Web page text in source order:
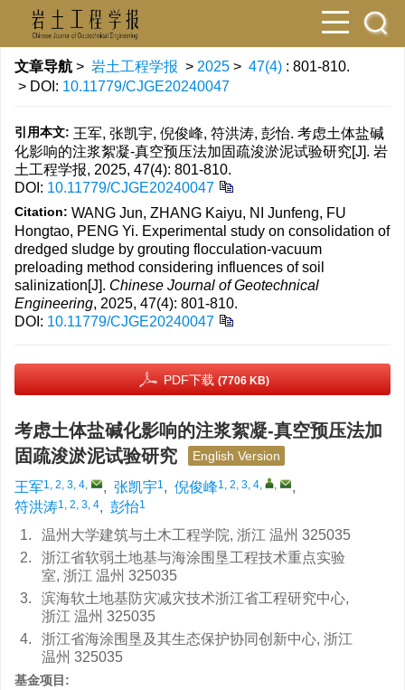
文章导航 > 岩土工程学报 > 2025 > 47(4) : 801-810.
> DOI: 10.11779/CJGE20240047
引用本文: 王军, 张凯宇, 倪俊峰, 符洪涛, 彭怡. 考虑土体盐碱
化影响的注浆絮凝-真空预压法加固疏浚淤泥试验研究[J]. 岩
土工程学报, 2025, 47(4): 801-810.
DOI: 10.11779/CJGE20240047
Citation: WANG Jun, ZHANG Kaiyu, NI Junfeng, FU
Hongtao, PENG Yi. Experimental study on consolidation of
dredged sludge by grouting flocculation-vacuum
preloading method considering influences of soil
salinization[J]. Chinese Journal of Geotechnical
Engineering, 2025, 47(4): 801-810.
DOI: 10.11779/CJGE20240047
PDF下载 (7706 KB)
考虑土体盐碱化影响的注浆絮凝-真空预压法加
固疏浚淤泥试验研究
English Version
王军1, 2, 3, 4, , 张凯宇1, 倪俊峰1, 2, 3, 4, ,
,
符洪涛1, 2, 3, 4, 彭怡1
1.
温州大学建筑与土木工程学院, 浙江 温州 325035
2.
浙江省软弱土地基与海涂围垦工程技术重点实验
室, 浙江 温州 325035
3.
滨海软土地基防灾减灾技术浙江省工程研究中心,
浙江 温州 325035
4.
浙江省海涂围垦及其生态保护协同创新中心, 浙江
温州 325035
基金项目: